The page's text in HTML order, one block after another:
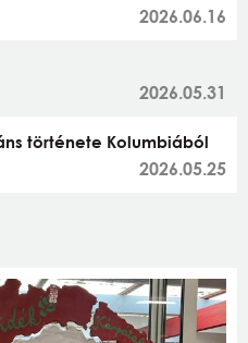
2026.06.16
2026.05.31
története Kolumbiából
2026.05.25